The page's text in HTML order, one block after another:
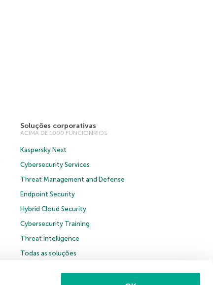
Soluções corporativas
ACIMA DE 1000 FUNCIONRIOS
Kaspersky Next
Cybersecurity Services
Threat Management and Defense
Endpoint Security
Hybrid Cloud Security
Cybersecurity Training
Threat Intelligence
Todas as soluções